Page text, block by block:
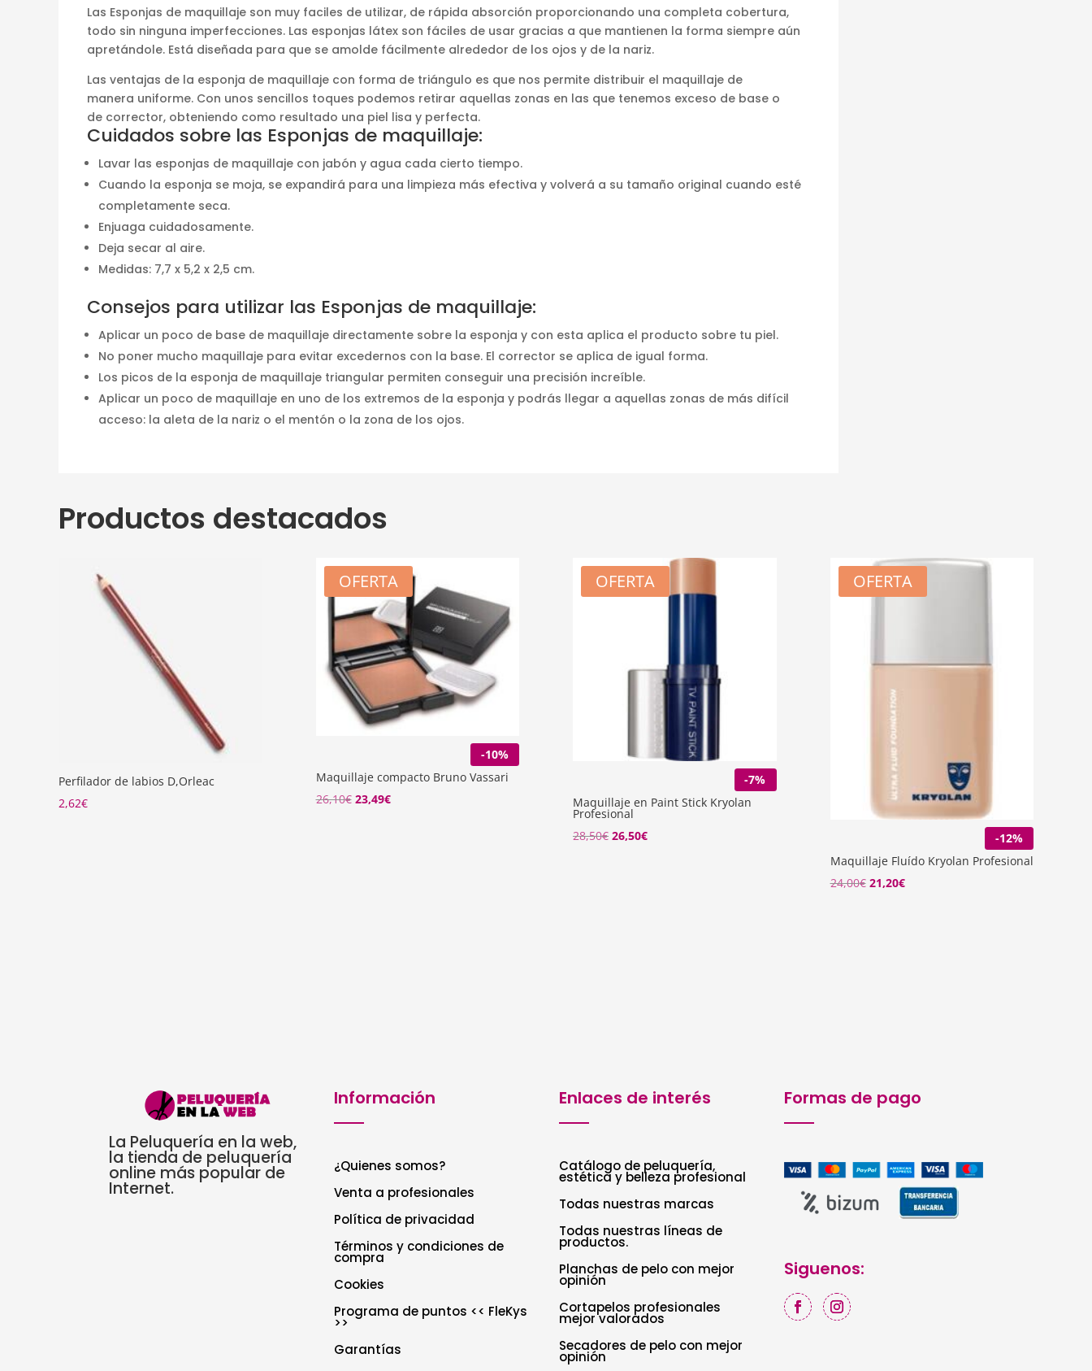
Las Esponjas de maquillaje son muy faciles de utilizar, de rápida absorción proporcionando una completa cobertura,
todo sin ninguna imperfecciones. Las esponjas látex son fáciles de usar gracias a que mantienen la forma siempre aún
apretándole. Está diseñada para que se amolde fácilmente alrededor de los ojos y de la nariz.
Las ventajas de la esponja de maquillaje con forma de triángulo es que nos permite distribuir el maquillaje de
manera uniforme. Con unos sencillos toques podemos retirar aquellas zonas en las que tenemos exceso de base o
de corrector, obteniendo como resultado una piel lisa y perfecta.
Cuidados sobre las Esponjas de maquillaje:
Lavar las esponjas de maquillaje con jabón y agua cada cierto tiempo.
Cuando la esponja se moja, se expandirá para una limpieza más efectiva y volverá a su tamaño original cuando esté
completamente seca.
Enjuaga cuidadosamente.
Deja secar al aire.
Medidas: 7,7 x 5,2 x 2,5 cm.
Consejos para utilizar las Esponjas de maquillaje:
Aplicar un poco de base de maquillaje directamente sobre la esponja y con esta aplica el producto sobre tu piel.
No poner mucho maquillaje para evitar excedernos con la base. El corrector se aplica de igual forma.
Los picos de la esponja de maquillaje triangular permiten conseguir una precisión increíble.
Aplicar un poco de maquillaje en uno de los extremos de la esponja y podrás llegar a aquellas zonas de más difícil
acceso: la aleta de la nariz o el mentón o la zona de los ojos.
Productos destacados
Perfilador de labios D,Orleac
2,62€
OFERTA
-10%
Maquillaje compacto Bruno Vassari
26,10€ El
23,49€El
OFERTA
-7%
Maquillaje en Paint Stick Kryolan
Profesional
28,50€ El
26,50€El
OFERTA
-12%
Maquillaje Fluído Kryolan Profesional
24,00€ El
21,20€El
La Peluquería en la web,
la tienda de peluquería
online más popular de
Internet.
Información
¿Quienes somos?
Venta a profesionales
Política de privacidad
Términos y condiciones de
compra
Cookies
Programa de puntos << FleKys
>>
Garantías
Enlaces de interés
Catálogo de peluquería,
estética y belleza profesional
Todas nuestras marcas
Todas nuestras líneas de
productos.
Planchas de pelo con mejor
opinión
Cortapelos profesionales
mejor valorados
Secadores de pelo con mejor
opinión
Formas de pago
Siguenos: